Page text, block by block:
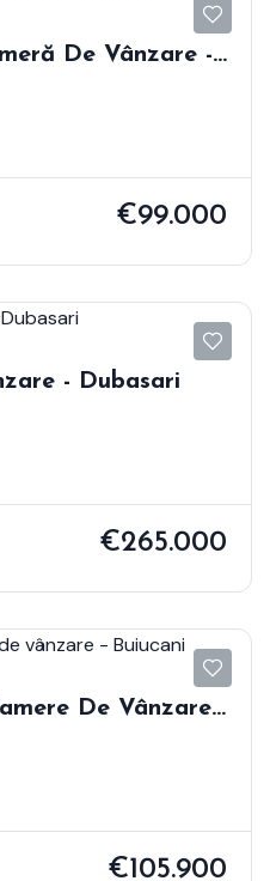
De Vânzare -
€99.000
- Dubasari
€265.000
De Vânzare -
€105.900